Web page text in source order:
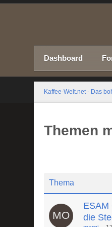
Dashboard
Kaffee-Welt.net - Das
Themen
Thema
ESAM
die